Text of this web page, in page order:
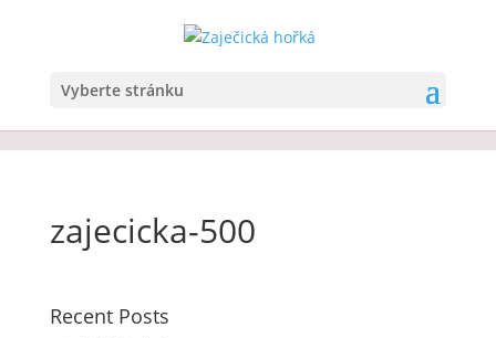
Vyberte stránku
zajecicka-500
Recent Posts